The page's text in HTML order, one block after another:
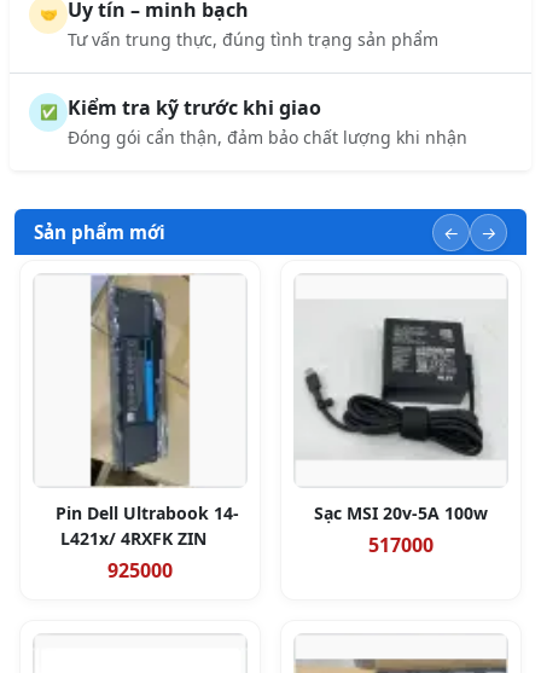
🤝 Uy tín – minh bạch
Tư vấn trung thực, đúng tình trạng sản phẩm
✅ Kiểm tra kỹ trước khi giao
Đóng gói cẩn thận, đảm bảo chất lượng khi nhận
Sản phẩm mới
Pin Dell Ultrabook 14-
L421x/ 4RXFK ZIN
925000
Sạc MSI 20v-5A 100w
517000